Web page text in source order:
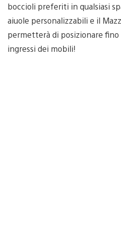
boccioli preferiti in qualsiasi
aiuole personalizzabili e il
permetterà di posizionare fino
ingressi dei mobili!